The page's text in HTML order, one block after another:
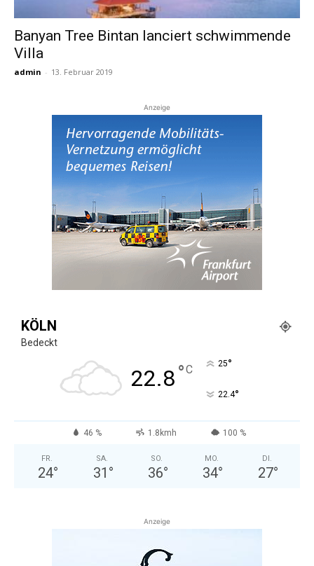
Banyan Tree Bintan lanciert schwimmende
Villa
admin - 13. Februar 2019
Anzeige
KÖLN
Bedeckt
22.8°C 25°
22.4°
46 % 1.8kmh 100 %
FR.
24°
SA.
31 °
SO.
36°
MO.
34°
DI.
27°
Anzeige